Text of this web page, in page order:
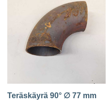
Teräskäyrä 90° ∅ 77 mm